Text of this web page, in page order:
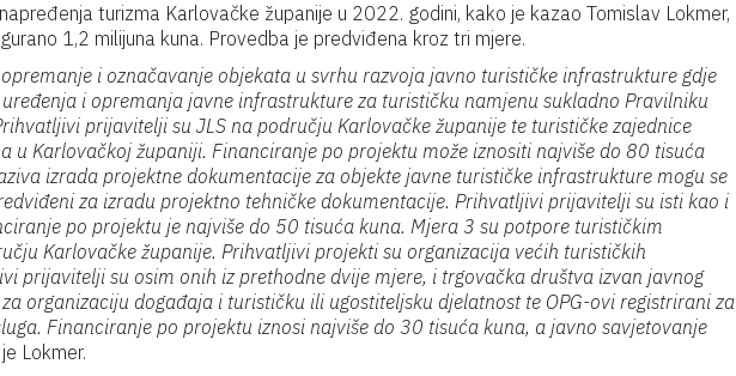
turizma Karlovačke županije u 2022. godini, kako je kazao Tomislav Lokmer,
1,2 milijuna kuna. Provedba je predviđena kroz tri mjere.
i označavanje objekata u svrhu razvoja javno turističke infrastrukture gdje
i opremanja javne infrastrukture za turističku namjenu sukladno Pravilniku
prijavitelji su JLS na području Karlovačke županije te turističke zajednice
u Karlovačkoj županiji. Financiranje po projektu može iznositi najviše do 80 tisuća
izrada projektne dokumentacije za objekte javne turističke infrastrukture mogu se
za izradu projektno tehničke dokumentacije. Prihvatljivi prijavitelji su isti kao i
po projektu je najviše do 50 tisuća kuna. Mjera 3 su potpore turističkim
Karlovačke županije. Prihvatljivi projekti su organizacija većih turističkih
prijavitelji su osim onih iz prethodne dvije mjere, i trgovačka društva izvan javnog
organizaciju događaja i turističku ili ugostiteljsku djelatnost te OPG-ovi registrirani za
Financiranje po projektu iznosi najviše do 30 tisuća kuna, a javno savjetovanje
Lokmer.